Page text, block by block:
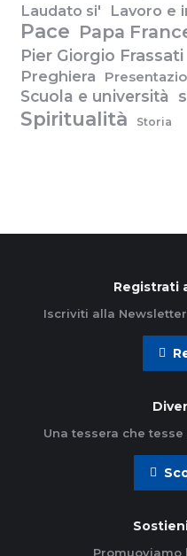
Laudato si' Lavoro e
Pace Papa
Pier Giorgio Frassati
Preghiera
Scuola e università
Spiritualità Storia
Registrati
Iscriviti alla
Una tessera che
Promuoviamo